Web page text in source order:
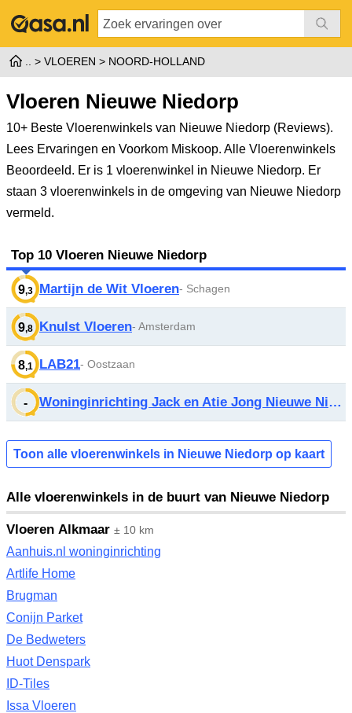
VLOEREN NOORD-HOLLAND
Vloeren Nieuwe Niedorp
10+ Beste Vloerenwinkels van Nieuwe Niedorp (Reviews).
Lees Ervaringen en Voorkom Miskoop. Alle Vloerenwinkels
Beoordeeld. Er is 1 vloerenwinkel in Nieuwe Niedorp. Er
staan 3 vloerenwinkels in de omgeving van Nieuwe Niedorp
vermeld.
Top 10 Vloeren Nieuwe Niedorp
9,3 Martijn de Wit Vloeren- Schagen
9,8 Knulst Vloeren- Amsterdam
8,1 LAB21- Oostzaan
- Woninginrichting Jack en Atie Jong Nieuwe Niedorp
Toon alle vloerenwinkels in Nieuwe Niedorp op kaart
Alle vloerenwinkels in de buurt van Nieuwe Niedorp
Vloeren Alkmaar ± 10 km
Aanhuis.nl woninginrichting
Artlife Home
Brugman
Conijn Parket
De Bedweters
Huot Denspark
ID-Tiles
Issa Vloeren